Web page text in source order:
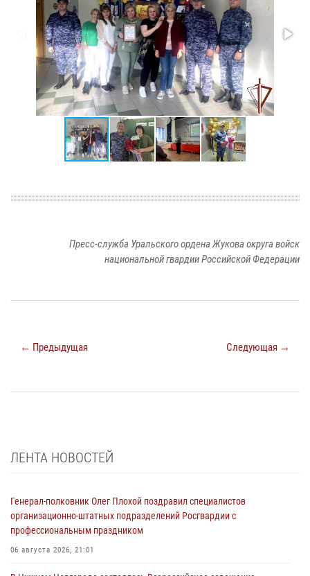
Пресс-служба Уральского ордена Жукова округа войск
национальной гвардии Российской Федерации
← Предыдущая Следующая →
ЛЕНТА НОВОСТЕЙ
Генерал-полковник Олег Плохой поздравил специалистов
организационно-штатных подразделений Росгвардии с
профессиональным праздником
06 августа 2026, 21:01